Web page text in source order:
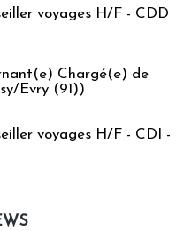
voyages H/F - CDD
Chargé(e) de
Evry (91))
voyages H/F - CDI -